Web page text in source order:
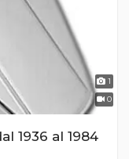
1
0
1936 al 1984